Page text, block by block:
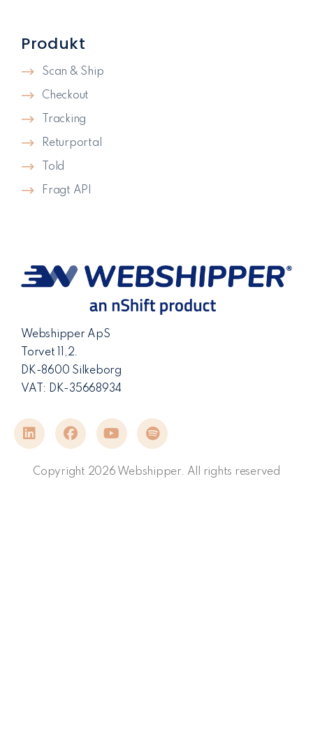
Webshipper ApS
Torvet 11,2.
DK-8600 Silkeborg
VAT: DK-35668934
Produkt
Scan & Ship
Checkout
Tracking
Returportal
Told
Fragt API
Copyright 2026 Webshipper. All rights reserved